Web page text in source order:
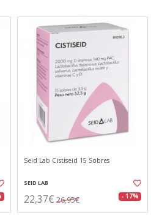
Seid Lab Cistiseid 15 Sobres
SEID LAB
22,37€ 26,95€ - 17%